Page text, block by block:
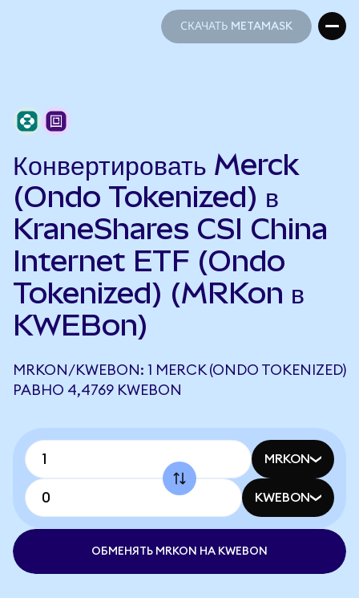
СКАЧАТЬ METAMASK
Конвертировать Merck
(Ondo Tokenized) в
KraneShares CSI China
Internet ETF (Ondo
Tokenized) (MRKon в
KWEBon)
MRKON/KWEBON: 1 MERCK (ONDO TOKENIZED)
РАВНО 4,4769 KWEBON
MRKON
KWEBON
ОБМЕНЯТЬ MRKON НА KWEBON